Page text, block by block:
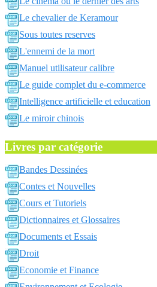
Le chevalier de Keramour
Sous toutes reserves
L'ennemi de la mort
Manuel utilisateur calibre
Le guide complet du e-commerce
Intelligence artificielle et education
Le miroir chinois
Livres par catégorie
Bandes Dessinées
Contes et Nouvelles
Cours et Tutoriels
Dictionnaires et Glossaires
Documents et Essais
Droit
Economie et Finance